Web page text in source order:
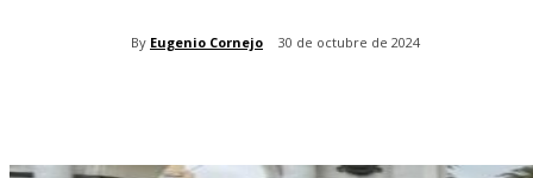
By Eugenio Cornejo 30 de octubre de 2024